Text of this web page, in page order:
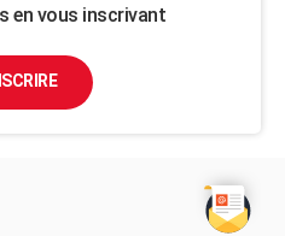
en vous inscrivant